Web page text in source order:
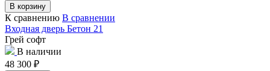
В корзину
К сравнению В сравнении
Входная дверь Бетон 21
Грей софт
В наличии
48 300 ₽